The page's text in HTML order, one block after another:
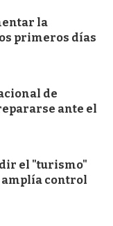
la
primeros días
de
ante el
el "turismo"
amplía control